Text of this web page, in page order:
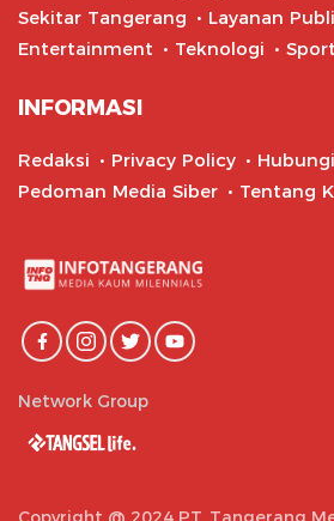
Sekitar Tangerang
Layanan
Entertainment
Teknologi Sport
INFORMASI
Redaksi Privacy Policy
Pedoman Media Siber
Tentang
Network Group